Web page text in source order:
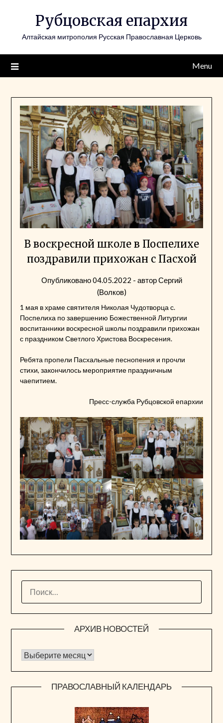
Рубцовская епархия
Алтайская митрополия Русская Православная Церковь
Menu
В воскресной школе в Поспелихе
поздравили прихожан с Пасхой
Опубликовано04.05.2022 - авторСергий
(Волков)
1 мая в храме святителя Николая Чудотворца с.
Поспелиха по завершению Божественной Литургии
воспитанники воскресной школы поздравили прихожан
с праздником Светлого Христова Воскресения.
Ребята пропели Пасхальные песнопения и прочли
стихи, закончилось мероприятие праздничным
чаепитием.
Пресс-служба Рубцовской епархии
АРХИВ НОВОСТЕЙ
Архив новостей
ПРАВОСЛАВНЫЙ КАЛЕНДАРЬ